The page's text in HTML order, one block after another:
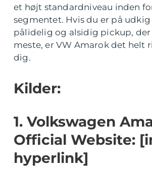
et højt standardniveau inden
segmentet. Hvis du er på
pålidelig og alsidig pickup, der
meste, er VW Amarok det helt
dig.
Kilder:
1. Volkswagen
Official Website:
hyperlink]